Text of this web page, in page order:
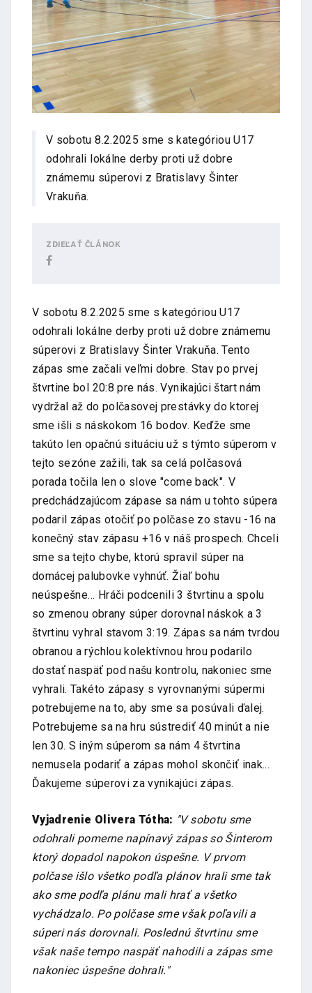
V sobotu 8.2.2025 sme s kategóriou U17
odohrali lokálne derby proti už dobre
známemu súperovi z Bratislavy Šinter
Vrakuňa.
ZDIEĽAŤ ČLÁNOK
V sobotu 8.2.2025 sme s kategóriou U17
odohrali lokálne derby proti už dobre známemu
súperovi z Bratislavy Šinter Vrakuňa. Tento
zápas sme začali veľmi dobre. Stav po prvej
štvrtine bol 20:8 pre nás. Vynikajúci štart nám
vydržal až do polčasovej prestávky do ktorej
sme išli s náskokom 16 bodov. Keďže sme
takúto len opačnú situáciu už s týmto súperom v
tejto sezóne zažili, tak sa celá polčasová
porada točila len o slove "come back". V
predchádzajúcom zápase sa nám u tohto súpera
podaril zápas otočiť po polčase zo stavu -16 na
konečný stav zápasu +16 v náš prospech. Chceli
sme sa tejto chybe, ktorú spravil súper na
domácej palubovke vyhnúť. Žiaľ bohu
neúspešne… Hráči podcenili 3 štvrtinu a spolu
so zmenou obrany súper dorovnal náskok a 3
štvrtinu vyhral stavom 3:19. Zápas sa nám tvrdou
obranou a rýchlou kolektívnou hrou podarilo
dostať naspäť pod našu kontrolu, nakoniec sme
vyhrali. Takéto zápasy s vyrovnanými súpermi
potrebujeme na to, aby sme sa posúvali ďalej.
Potrebujeme sa na hru sústrediť 40 minút a nie
len 30. S iným súperom sa nám 4 štvrtina
nemusela podariť a zápas mohol skončiť inak...
Ďakujeme súperovi za vynikajúci zápas.
Vyjadrenie Olivera Tótha: "V sobotu sme
odohrali pomerne napínavý zápas so Šinterom
ktorý dopadol napokon úspešne. V prvom
polčase išlo všetko podľa plánov hrali sme tak
ako sme podľa plánu mali hrať a všetko
vychádzalo. Po polčase sme však poľavili a
súperi nás dorovnali. Poslednú štvrtinu sme
však naše tempo naspäť nahodili a zápas sme
nakoniec úspešne dohrali."